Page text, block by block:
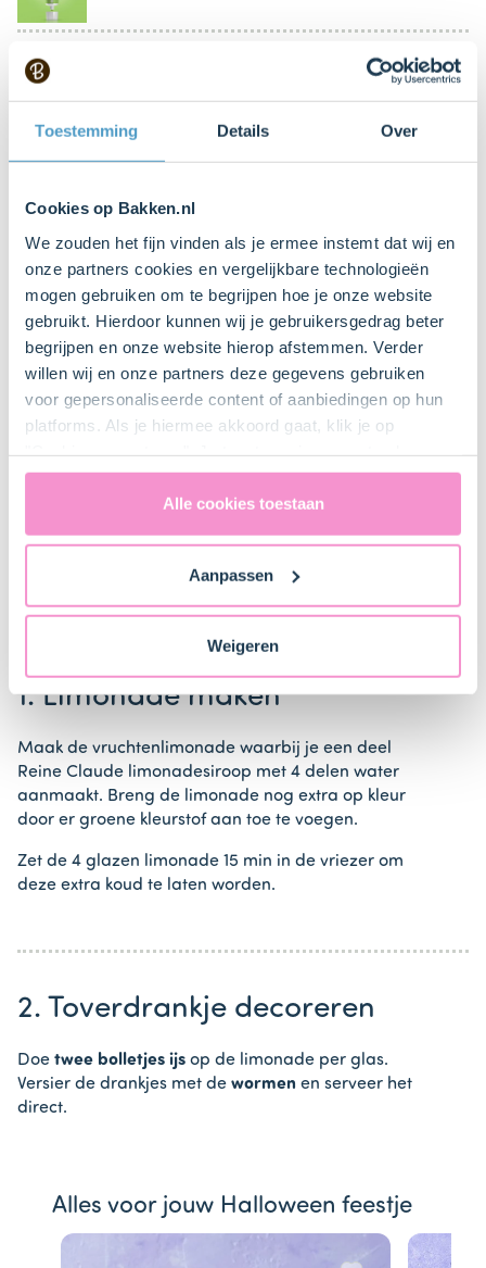
Toestemming Details Over
Cookies op Bakken.nl
We zouden het fijn vinden als je ermee instemt dat wij en
onze partners cookies en vergelijkbare technologieën
mogen gebruiken om te begrijpen hoe je onze website
gebruikt. Hierdoor kunnen wij je gebruikersgedrag beter
begrijpen en onze website hierop afstemmen. Verder
willen wij en onze partners deze gegevens gebruiken
voor gepersonaliseerde content of aanbiedingen op hun
platforms. Als je hiermee akkoord gaat, klik je op
uitdrukkelijk een eventuele gegevensoverdracht naar de
Verenigde Staten in de zin van artikel 49 AVG. Raadpleeg
ons
naar technology providers en partners in de Verenigde
Staten. Je kunt op elk moment van gedachten
Alle cookies toestaan
Aanpassen
Weigeren
IJslepel
4 Stuk(s)
Glas of mason jar
Bestel gemakkelijk en snel je bakproducten
1. Limonade maken
Maak de vruchtenlimonade waarbij je een deel
Reine Claude limonadesiroop met 4 delen water
aanmaakt. Breng de limonade nog extra op kleur
door er groene kleurstof aan toe te voegen.
Zet de 4 glazen limonade 15 min in de vriezer om
deze extra koud te laten worden.
2. Toverdrankje decoreren
Doe twee bolletjes ijs op de limonade per glas.
Versier de drankjes met de wormen en serveer het
direct.
Alles voor jouw Halloween feestje